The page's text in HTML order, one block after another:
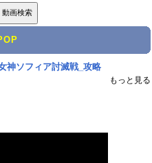
神ソフィア討滅戦_攻略
もっと見る